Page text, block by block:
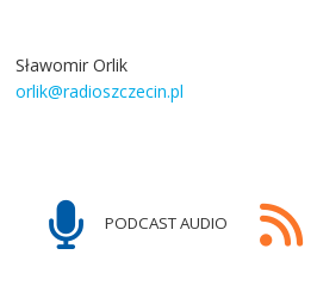
Sławomir Orlik
orlik@radioszczecin.pl
PODCAST AUDIO